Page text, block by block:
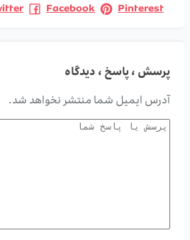
Facebook Pinterest
پرسش ، پاسخ ، دیدگاه
آدرس ایمیل شما منتشر نخواهد شد.